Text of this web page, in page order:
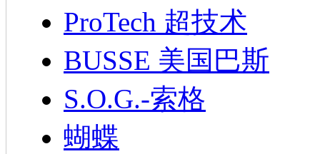
ProTech 超技术
BUSSE 美国巴斯
S.O.G.-索格
蝴蝶